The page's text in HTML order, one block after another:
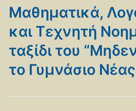
Μαθηματικά,
και Τεχνητή
ταξίδι του
το Γυμνάσιο